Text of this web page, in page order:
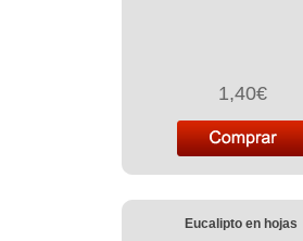
1,40€
Eucalipto en hojas